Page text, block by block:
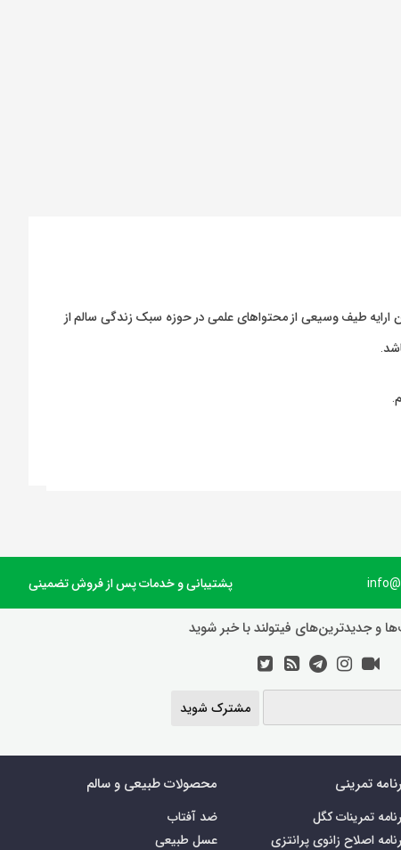
ارایه طیف وسیعی از محتواهای علمی در حوزه سبک زندگی سالم از
پشتیبانی و خدمات پس از فروش تضمینی
و جدیدترین‌های فیتولند با خبر شوید
مشترک شوید
تمرینی
تمرینات کگل
اصلاح زانوی پرانتزی
محصولات طبیعی و سالم
ضد آفتاب
عسل طبیعی